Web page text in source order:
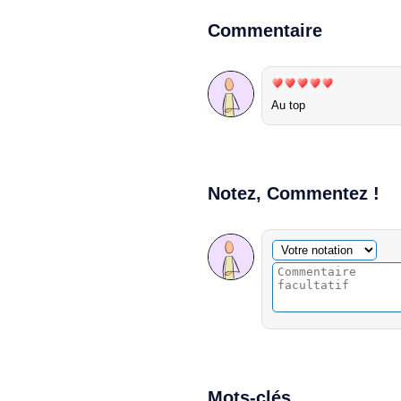
Commentaire
Au top
Notez, Commentez !
Commentaire facultatif
Votre notation